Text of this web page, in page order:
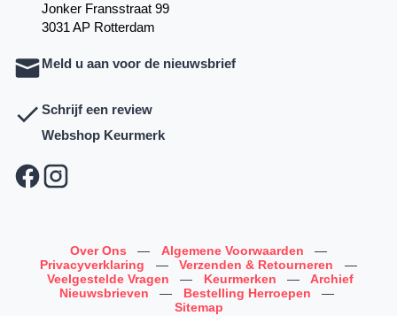
Jonker Fransstraat 99
3031 AP Rotterdam
Meld u aan voor de nieuwsbrief
Schrijf een review
Webshop Keurmerk
Over Ons — Algemene Voorwaarden
—
Privacyverklaring
— Verzenden & Retourneren
—
Veelgestelde Vragen
— Keurmerken —
Archief
Nieuwsbrieven
— Bestelling Herroepen
—
Sitemap